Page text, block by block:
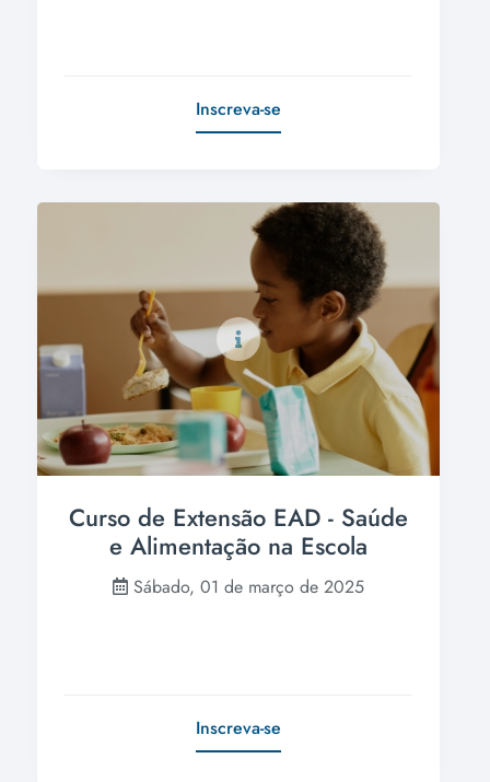
Inscreva-se
Curso de Extensão EAD - Saúde
e Alimentação na Escola
Sábado, 01 de março de 2025
Inscreva-se